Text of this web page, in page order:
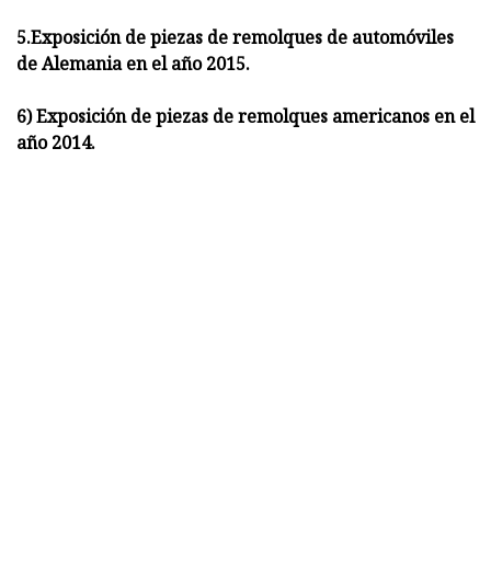
5.Exposición de piezas de remolques de automóviles
de Alemania en el año 2015.
6) Exposición de piezas de remolques americanos en el
año 2014.